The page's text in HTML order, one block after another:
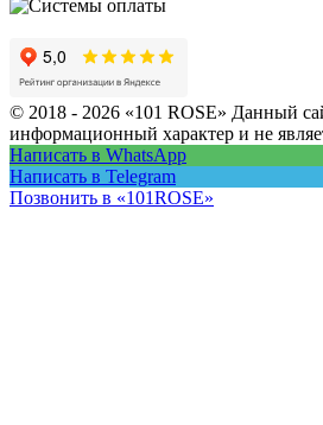
© 2018 - 2026 «101 ROSE» Данный
информационный характер и не
Написать в WhatsApp
Написать в Telegram
Позвонить в «101ROSE»